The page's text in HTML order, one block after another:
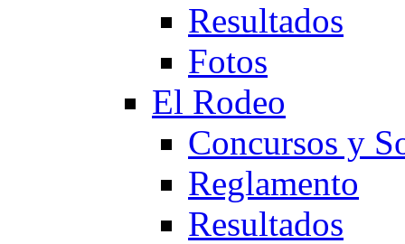
Resultados
Fotos
El Rodeo
Concursos y
Reglamento
Resultados